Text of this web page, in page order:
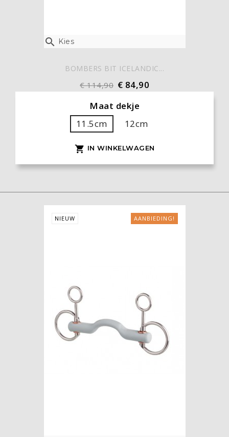
 Kies
BOMBERS BIT ICELANDIC...
€ 114,90 € 84,90
Maat dekje
11.5cm
12cm
 IN WINKELWAGEN
AANBIEDING!
NIEUW